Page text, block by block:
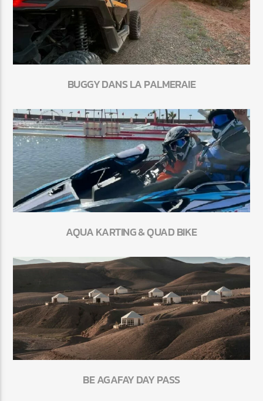
BUGGY DANS LA PALMERAIE
AQUA KARTING & QUAD BIKE
BE AGAFAY DAY PASS